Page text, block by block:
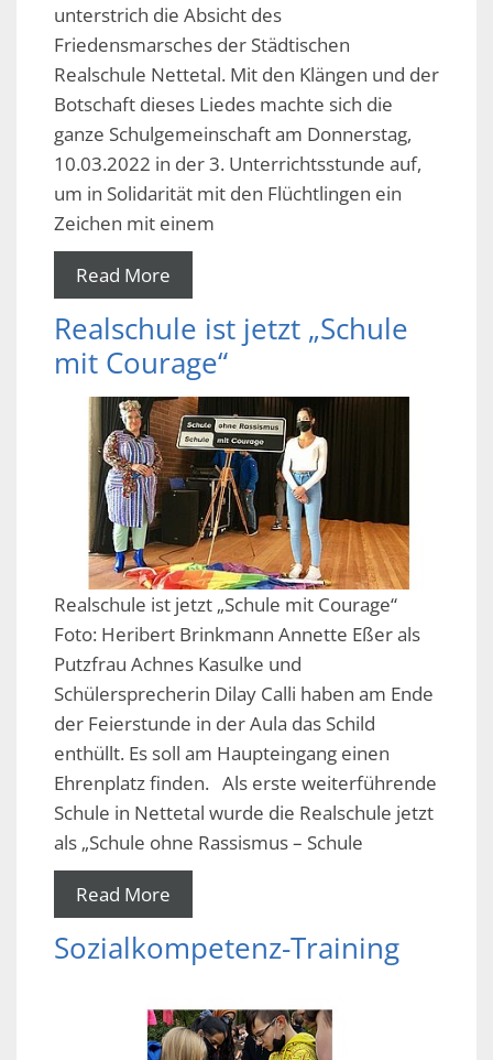
unterstrich die Absicht des
Friedensmarsches der Städtischen
Realschule Nettetal. Mit den Klängen und der
Botschaft dieses Liedes machte sich die
ganze Schulgemeinschaft am Donnerstag,
10.03.2022 in der 3. Unterrichtsstunde auf,
um in Solidarität mit den Flüchtlingen ein
Zeichen mit einem
Read More
Realschule ist jetzt „Schule
mit Courage“
Realschule ist jetzt „Schule mit Courage“
Foto: Heribert Brinkmann Annette Eßer als
Putzfrau Achnes Kasulke und
Schülersprecherin Dilay Calli haben am Ende
der Feierstunde in der Aula das Schild
enthüllt. Es soll am Haupteingang einen
Ehrenplatz finden. Als erste weiterführende
Schule in Nettetal wurde die Realschule jetzt
als „Schule ohne Rassismus – Schule
Read More
Sozialkompetenz-Training